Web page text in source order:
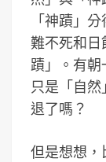
「神蹟」
難不死和日
蹟」。有朝
只是「自
退了嗎？
但是想想，